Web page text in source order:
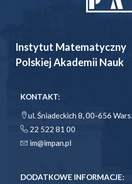
Instytut Matematyczny
Polskiej Akademii Nauk
KONTAKT:
ul. Śniadeckich 8, 00-656
22 522 81 00
im@impan.pl
DODATKOWE INFORMACJE: